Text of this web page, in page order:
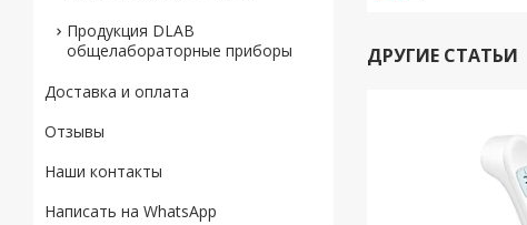
ДРУГИЕ СТАТЬИ
Продукция DLAB
общелабораторные приборы
Доставка и оплата
Отзывы
Наши контакты
Написать на WhatsApp